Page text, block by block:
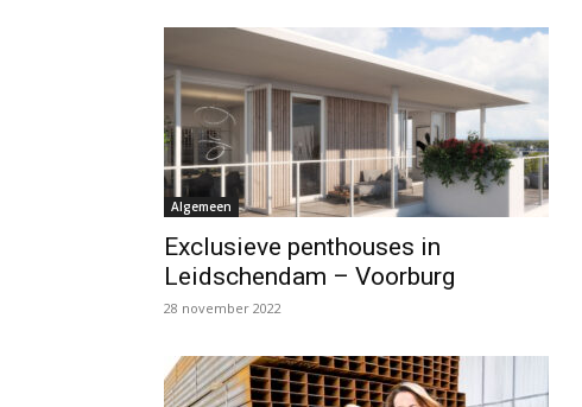
Algemeen
Exclusieve penthouses in
Leidschendam – Voorburg
28 november 2022